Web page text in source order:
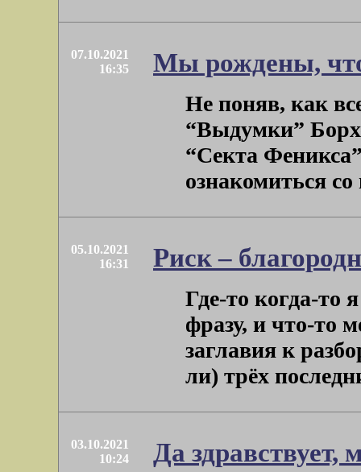
07.10.2021
16:35
Мы рождены,
Не поняв, как
“Выдумки”
“Секта
ознакомиться со
05.10.2021
16:31
Риск –
Где-то когда-
фразу, и что-то
заглавия к
ли) трёх
03.10.2021
10:24
Да здравствует,